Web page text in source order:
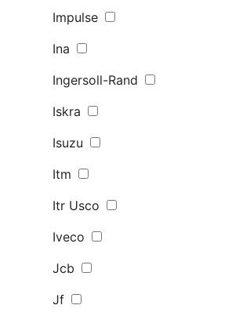
Impulse
Ina
Ingersoll-Rand
Iskra
Isuzu
Itm
Itr Usco
Iveco
Jcb
Jf